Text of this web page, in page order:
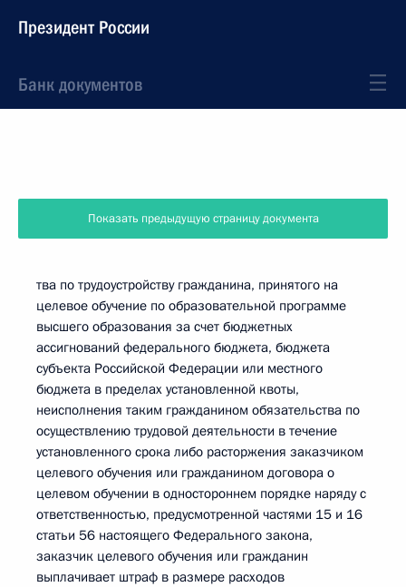
Президент России
Банк документов
Показать предыдущую страницу документа
тва по трудоустройству гражданина, принятого на
целевое обучение по образовательной программе
высшего образования за счет бюджетных
ассигнований федерального бюджета, бюджета
субъекта Российской Федерации или местного
бюджета в пределах установленной квоты,
неисполнения таким гражданином обязательства по
осуществлению трудовой деятельности в течение
установленного срока либо расторжения заказчиком
целевого обучения или гражданином договора о
целевом обучении в одностороннем порядке наряду с
ответственностью, предусмотренной частями 15 и 16
статьи 56 настоящего Федерального закона,
заказчик целевого обучения или гражданин
выплачивает штраф в размере расходов